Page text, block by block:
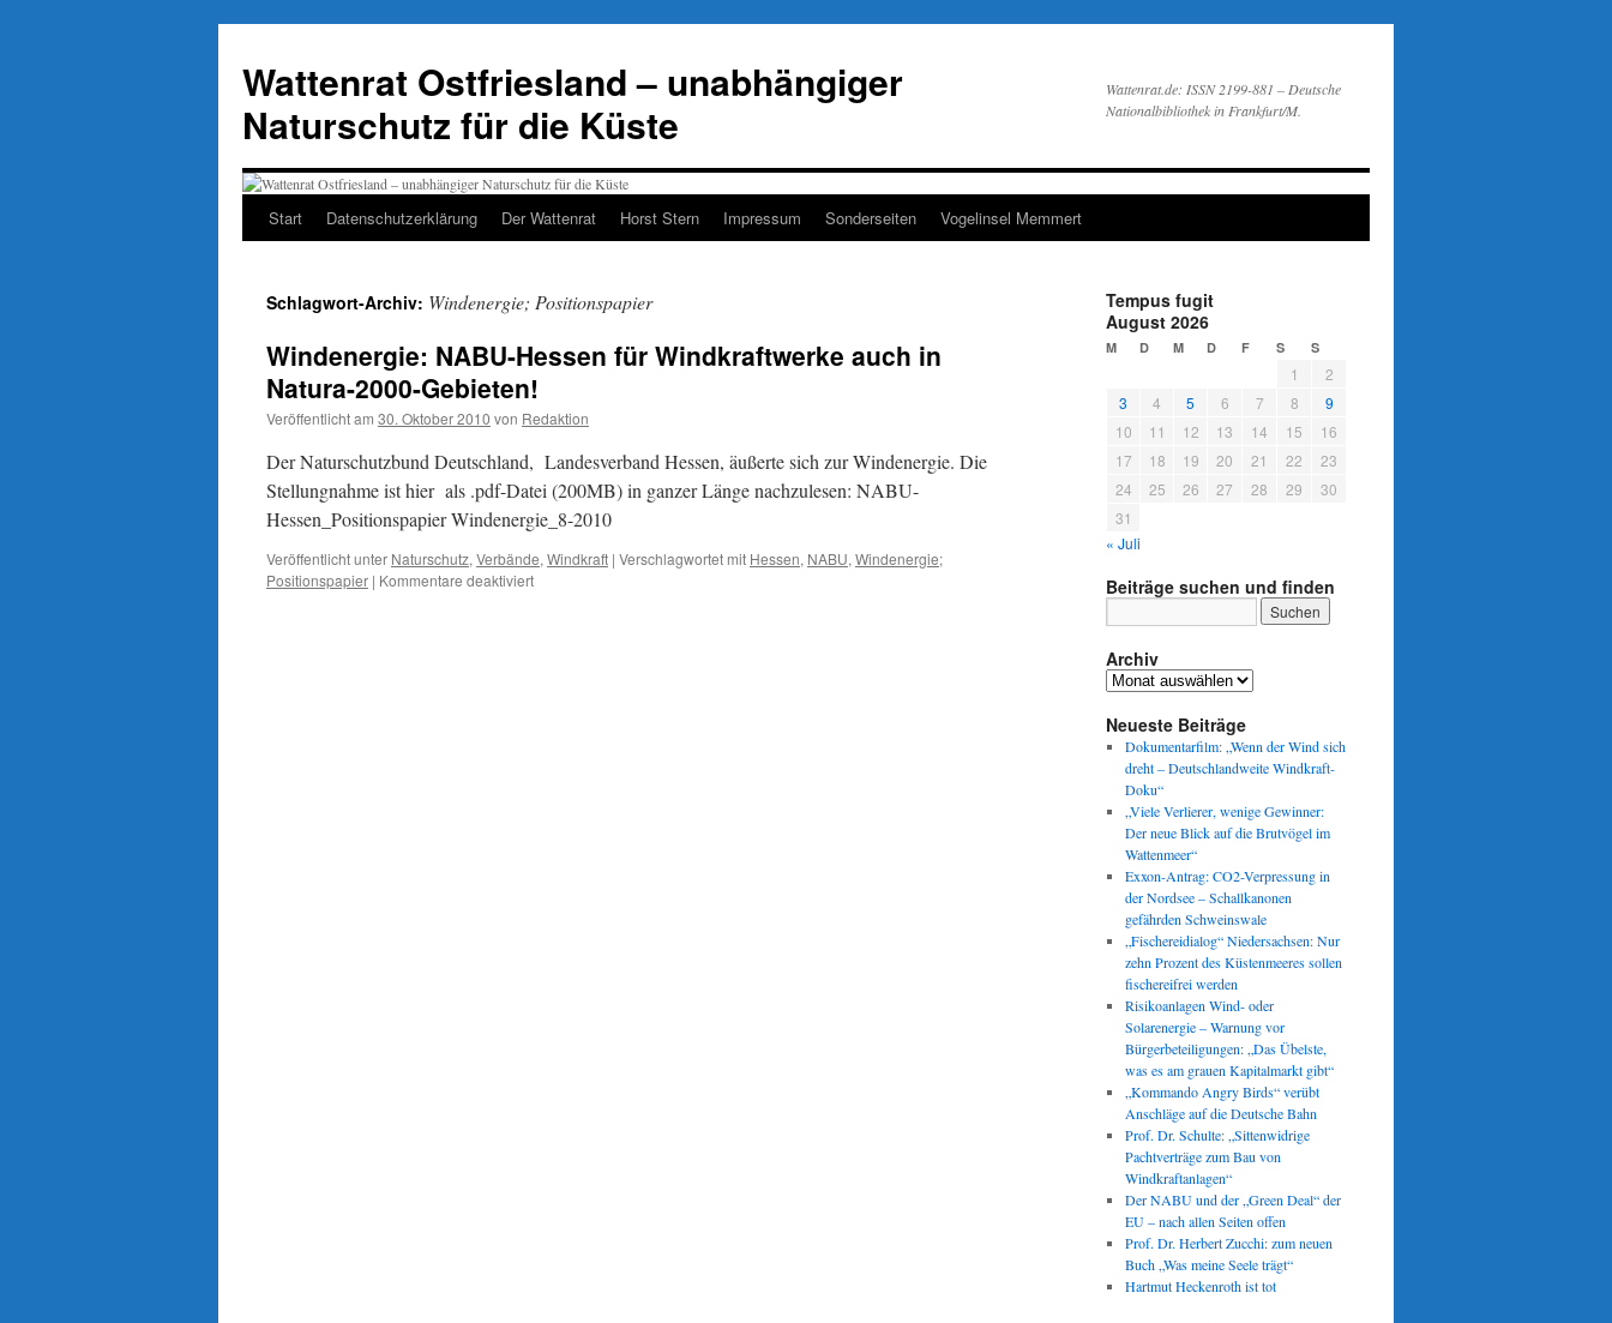
springen
Wattenrat Ostfriesland – unabhängiger
Naturschutz für die Küste
Wattenrat.de: ISSN 2199-881 – Deutsche
Nationalbibliothek in Frankfurt/M.
Start Datenschutzerklärung Der Wattenrat Horst Stern Impressum Sonderseiten Vogelinsel Memmert
Schlagwort-Archiv: Windenergie; Positionspapier
Windenergie: NABU-Hessen für Windkraftwerke auch in
Natura-2000-Gebieten!
Veröffentlicht am 30. Oktober 2010 von Redaktion
Der Naturschutzbund Deutschland, Landesverband Hessen, äußerte sich zur Windenergie. Die
Stellungnahme ist hier als .pdf-Datei (200MB) in ganzer Länge nachzulesen: NABU-
Hessen_Positionspapier Windenergie_8-2010
Veröffentlicht unter Naturschutz, Verbände, Windkraft | Verschlagwortet mit Hessen, NABU, Windenergie;
Positionspapier | Kommentare deaktiviertfür
Tempus fugit
August 2026
M D M D F S S
1
2
3
4 5 6 7 8
9
10
11 12 13 14 15
16
17
18 19 20 21 22
23
24
25 26 27 28 29
30
31
« Juli
Beiträge suchen und finden
Archiv
Archiv
Neueste Beiträge
Dokumentarfilm: „Wenn der Wind sich
dreht – Deutschlandweite Windkraft-
Doku“
„Viele Verlierer, wenige Gewinner:
Der neue Blick auf die Brutvögel im
Wattenmeer“
Exxon-Antrag: CO2-Verpressung in
der Nordsee – Schallkanonen
gefährden Schweinswale
„Fischereidialog“ Niedersachsen: Nur
zehn Prozent des Küstenmeeres sollen
fischereifrei werden
Risikoanlagen Wind- oder
Solarenergie – Warnung vor
Bürgerbeteiligungen: „Das Übelste,
was es am grauen Kapitalmarkt gibt“
„Kommando Angry Birds“ verübt
Anschläge auf die Deutsche Bahn
Prof. Dr. Schulte: „Sittenwidrige
Pachtverträge zum Bau von
Windkraftanlagen“
Der NABU und der „Green Deal“ der
EU – nach allen Seiten offen
Prof. Dr. Herbert Zucchi: zum neuen
Buch „Was meine Seele trägt“
Hartmut Heckenroth ist tot